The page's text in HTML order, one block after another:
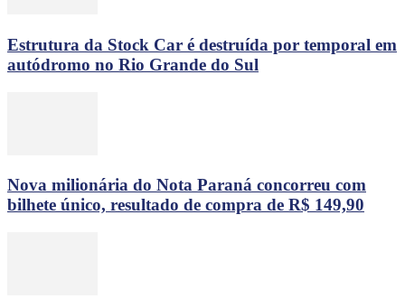
Estrutura da Stock Car é destruída por temporal em
autódromo no Rio Grande do Sul
Nova milionária do Nota Paraná concorreu com
bilhete único, resultado de compra de R$ 149,90